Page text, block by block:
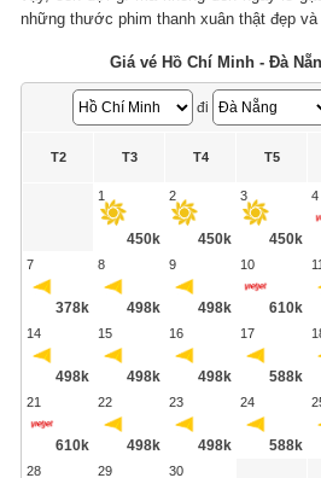
những thước phim thanh xuân thật đẹp
Giá vé Hồ Chí Minh - Đà
đi
T2 T3 T4 T5
1
450k
2
450k
3
450k
4
7
378k
8
498k
9
498k
10
610k
11
14
498k
15
498k
16
498k
17
588k
21
610k
22
498k
23
498k
24
588k
28 29 30